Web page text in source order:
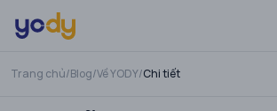
Trang chủ/Blog/Về YODY/Chi tiết